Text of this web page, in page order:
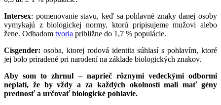
Intersex: pomenovanie stavu, keď sa pohlavné znaky danej osoby
vymykajú z biologickej normy, ktorú pripisujeme mužovi alebo
žene. Odhadom tvoria približne do 1,7 % populácie.
Cisgender: osoba, ktorej rodová identita súhlasí s pohlavím, ktoré
jej bolo priradené pri narodení na základe biologických znakov.
Aby som to zhrnul – naprieč rôznymi vedeckými odbormi
neplatí, že by vždy a za každých okolností mali mať gény
prednosť a určovať biologické pohlavie.